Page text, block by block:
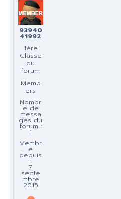
93940
41992
1ère
Classe
du
forum
Memb
ers
Nombr
e de
messa
ges du
forum :
1
Membr
e
depuis
:
7
septe
mbre
2015